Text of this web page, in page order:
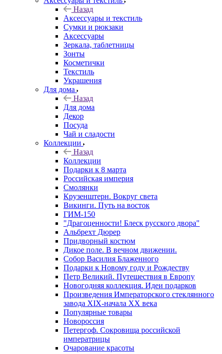
Назад
Аксессуары и текстиль
Сумки и рюкзаки
Аксессуары
Зеркала, таблетницы
Зонты
Косметички
Текстиль
Украшения
Для дома
Назад
Для дома
Декор
Посуда
Чай и сладости
Коллекции
Назад
Коллекции
Подарки к 8 марта
Российская империя
Смолянки
Крузенштерн. Вокруг света
Викинги. Путь на восток
ГИМ-150
"Драгоценности! Блеск русского двора"
Альбрехт Дюрер
Придворный костюм
Дикое поле. В вечном движении.
Собор Василия Блаженного
Подарки к Новому году и Рождеству
Петр Великий. Путешествия в Европу
Новогодняя коллекция. Идеи подарков
Произведения Императорского стеклянного
завода XIX-начала XX века
Популярные товары
Новороссия
Петергоф. Сокровища российской
императрицы
Очарование красоты